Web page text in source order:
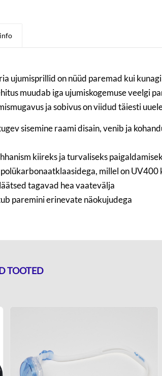
ujumisprillid on nüüd paremad kui
muudab iga ujumiskogemuse veelgi
ja sobivus on viidud täiesti
sisemine raami disain, venib ja
kiireks ja turvaliseks
millel on UV400
tagavad hea vaatevälja
paremini erinevate näokujudega
TOOTED